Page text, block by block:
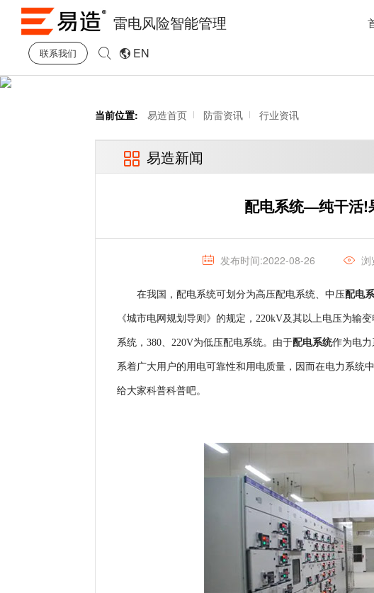
雷电风险智能管理
联系我们 EN
当前位置: 易造首页 防雷资讯 行业资讯
易造新闻
配电系统—纯干活!
发布时间:2022-08-26 浏
在我国，配电系统可划分为高压配电系统、中压配电
《城市电网规划导则》的规定，220kV及其以上电压为输
系统，380、220V为低压配电系统。由于配电系统作为电
系着广大用户的用电可靠性和用电质量，因而在电力系统
给大家科普科普吧。